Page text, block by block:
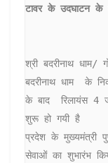
श्री बदरीनाथ धाम/
बदरीनाथ धाम  के
के बाद  रिलायंस 4
शुरू हो गयी है
प्रदेश के मुख्यमंत्री
सेवाओं का शुभारंभ